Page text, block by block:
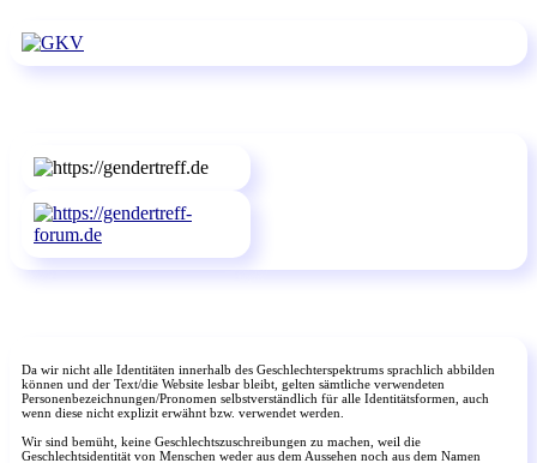
Da wir nicht alle Identitäten innerhalb des Geschlechterspektrums sprachlich abbilden
können und der Text/die Website lesbar bleibt, gelten sämtliche verwendeten
Personenbezeichnungen/Pronomen selbstverständlich für alle Identitätsformen, auch
wenn diese nicht explizit erwähnt bzw. verwendet werden.
Wir sind bemüht, keine Geschlechtszuschreibungen zu machen, weil die
Geschlechtsidentität von Menschen weder aus dem Aussehen noch aus dem Namen